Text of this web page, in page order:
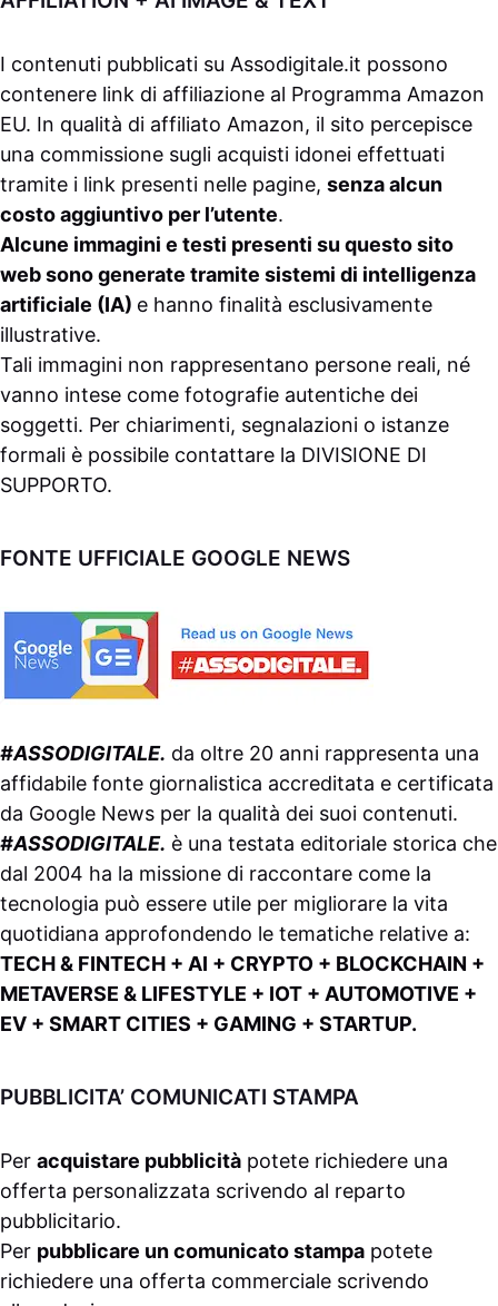
I contenuti pubblicati su Assodigitale.it possono
contenere link di affiliazione al Programma Amazon
EU. In qualità di affiliato Amazon, il sito percepisce
una commissione sugli acquisti idonei effettuati
tramite i link presenti nelle pagine, senza alcun
costo aggiuntivo per l’utente.
Alcune immagini e testi presenti su questo sito
web sono generate tramite sistemi di intelligenza
artificiale (IA) e hanno finalità esclusivamente
illustrative.
Tali immagini non rappresentano persone reali, né
vanno intese come fotografie autentiche dei
soggetti. Per chiarimenti, segnalazioni o istanze
formali è possibile contattare la DIVISIONE DI
SUPPORTO.
FONTE UFFICIALE GOOGLE NEWS
#ASSODIGITALE. da oltre 20 anni rappresenta una
affidabile fonte giornalistica accreditata e certificata
da Google News per la qualità dei suoi contenuti.
#ASSODIGITALE. è una testata editoriale storica che
dal 2004 ha la missione di raccontare come la
tecnologia può essere utile per migliorare la vita
quotidiana approfondendo le tematiche relative a:
TECH & FINTECH + AI + CRYPTO + BLOCKCHAIN +
METAVERSE & LIFESTYLE + IOT + AUTOMOTIVE +
EV + SMART CITIES + GAMING + STARTUP.
PUBBLICITA’ COMUNICATI STAMPA
Per acquistare pubblicità potete richiedere una
offerta personalizzata scrivendo al reparto
pubblicitario.
Per pubblicare un comunicato stampa potete
richiedere una offerta commerciale scrivendo